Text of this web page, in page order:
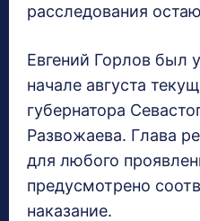
расследования
Евгений Горлов был
начале августа
губернатора
Развожаева. Глава
для любого
предусмотрено
наказание.